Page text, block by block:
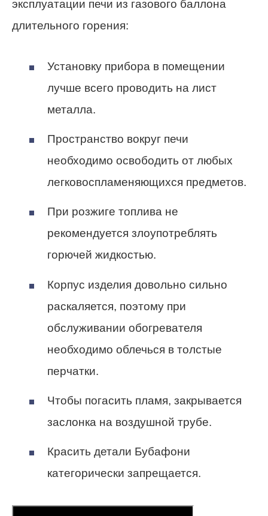
эксплуатации печи из газового баллона
длительного горения:
Установку прибора в помещении
лучше всего проводить на лист
металла.
Пространство вокруг печи
необходимо освободить от любых
легковоспламеняющихся предметов.
При розжиге топлива не
рекомендуется злоупотреблять
горючей жидкостью.
Корпус изделия довольно сильно
раскаляется, поэтому при
обслуживании обогревателя
необходимо облечься в толстые
перчатки.
Чтобы погасить пламя, закрывается
заслонка на воздушной трубе.
Красить детали Бубафони
категорически запрещается.